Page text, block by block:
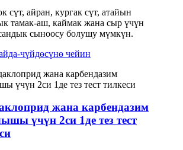
сүт, айран, кургак сүт, атайын
тамак-аш, каймак жана сыр үчүн
сыноосу болушу мүмкүн.
чүйдөсүнө чейин
жана карбендазим
үчүн 2си 1де тез тест